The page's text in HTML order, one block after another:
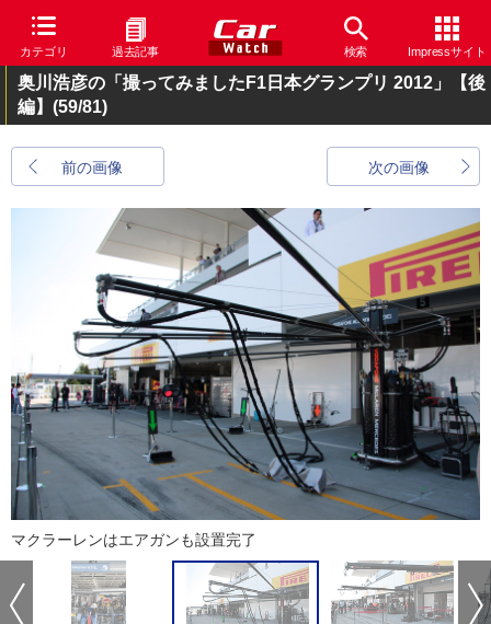
カテゴリ 過去記事 検索 Impressサイト
奥川浩彦の「撮ってみましたF1日本グランプリ 2012」【後
編】 (59/81)
前の画像 次の画像
マクラーレンはエアガンも設置完了